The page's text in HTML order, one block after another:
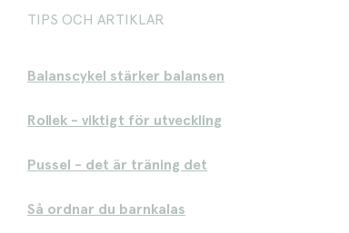
TIPS OCH ARTIKLAR
Balanscykel stärker balansen
Rollek - viktigt för utveckling
Pussel - det är träning det
Så ordnar du barnkalas